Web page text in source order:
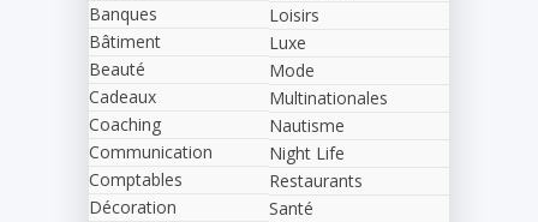
Banques
Bâtiment
Beauté
Cadeaux
Coaching
Communication
Comptables
Décoration
Loisirs
Luxe
Mode
Multinationales
Nautisme
Night Life
Restaurants
Santé